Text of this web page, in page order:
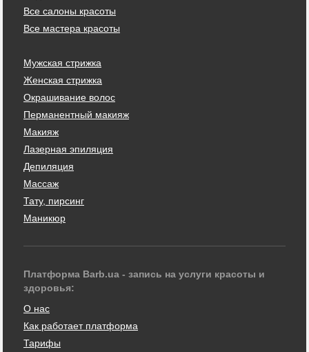
Все салоны красоты
Все мастера красоты
Мужская стрижка
Женская стрижка
Окрашивание волос
Перманентный макияж
Макияж
Лазерная эпиляция
Депиляция
Массаж
Тату, пирсинг
Маникюр
Платформа Barb.ua - запись на услуги красоты и
здоровья:
О нас
Как работает платформа
Тарифы